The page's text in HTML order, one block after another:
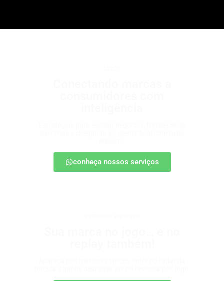
conheça nossos serviços